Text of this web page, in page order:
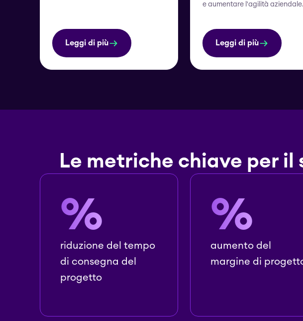
Leggi di più
e aumentare l'agilità aziendale.
Leggi di più
Le metriche chiave per
%
riduzione del tempo
di consegna del
progetto
%
aumento del
margine di